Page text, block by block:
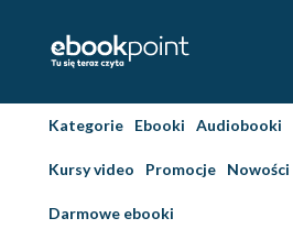
Kategorie Ebooki Audiobooki
Kursy video Promocje Nowości
Darmowe ebooki